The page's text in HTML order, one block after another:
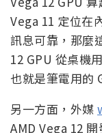
Vega 11 定位在
訊息可靠，那麼
12 GPU 從桌機
也就是筆電用的
另一方面，外媒
AMD Vega 12